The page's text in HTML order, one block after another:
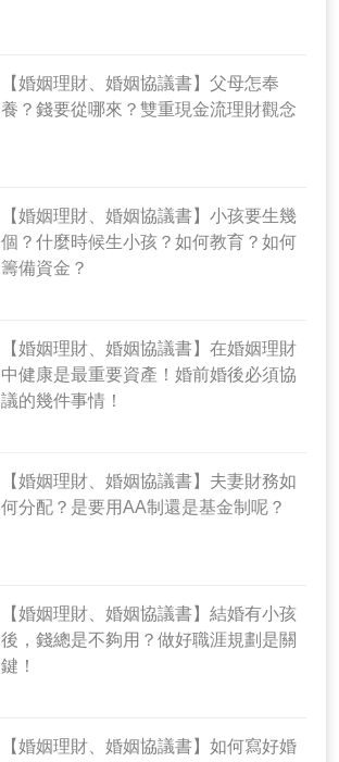
【婚姻理財、婚姻協議書】父母怎奉
養？錢要從哪來？雙重現金流理財觀念
【婚姻理財、婚姻協議書】小孩要生幾
個？什麼時候生小孩？如何教育？如何
籌備資金？
【婚姻理財、婚姻協議書】在婚姻理財
中健康是最重要資產！婚前婚後必須協
議的幾件事情！
【婚姻理財、婚姻協議書】夫妻財務如
何分配？是要用AA制還是基金制呢？
【婚姻理財、婚姻協議書】結婚有小孩
後，錢總是不夠用？做好職涯規劃是關
鍵！
【婚姻理財、婚姻協議書】如何寫好婚